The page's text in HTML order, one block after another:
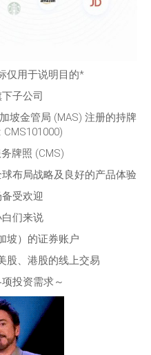
仅用于说明目的*
子公司
坡金管局 (MAS) 注册的持牌
CMS101000)
牌照 (CMS)
布局战略及良好的产品体验
受欢迎
们来说
坡）的证券账户
股、港股的线上交易
投资需求～